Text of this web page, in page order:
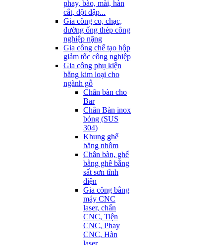
phay, bào, mài, hàn
cắt, đột dập...
Gia công co, chạc,
đường ống thép công
nghiệp nặng
Gia công chế tạo hộp
giảm tốc công nghiệp
Gia công phụ kiện
bằng kim loại cho
ngành gỗ
Chân bàn cho
Bar
Chân Bàn inox
bóng (SUS
304)
Khung ghế
bằng nhôm
Chân bàn, ghế
bằng ghê bằng
sất sơn tĩnh
điện
Gia công bằng
máy CNC
laser, chấn
CNC, Tiện
CNC, Phay
CNC, Hàn
laser